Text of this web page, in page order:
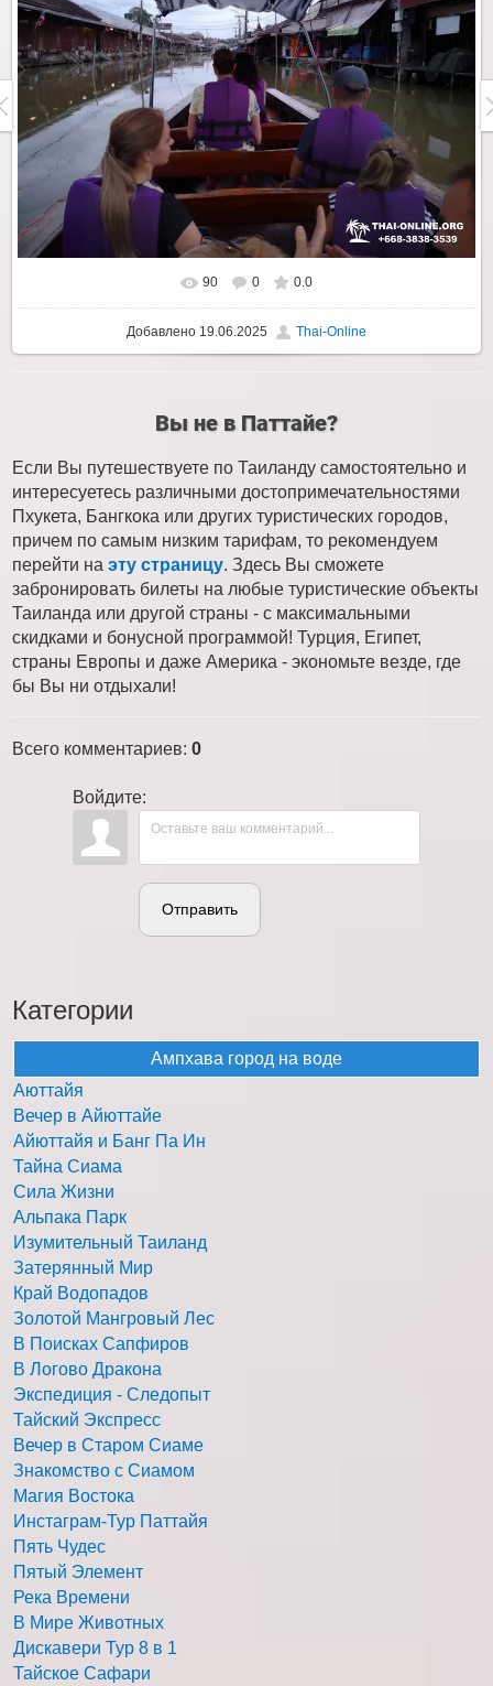
90 0 0.0
Добавлено 19.06.2025 Thai-Online
Вы не в Паттайе?
Если Вы путешествуете по Таиланду самостоятельно и
интересуетесь различными достопримечательностями
Пхукета, Бангкока или других туристических городов,
причем по самым низким тарифам, то рекомендуем
перейти на эту страницу. Здесь Вы сможете
забронировать билеты на любые туристические объекты
Таиланда или другой страны - с максимальными
скидками и бонусной программой! Турция, Египет,
страны Европы и даже Америка - экономьте везде, где
бы Вы ни отдыхали!
Всего комментариев: 0
Войдите:
Отправить
Категории
Ампхава город на воде
Аюттайя
Вечер в Айюттайе
Айюттайя и Банг Па Ин
Тайна Сиама
Сила Жизни
Альпака Парк
Изумительный Таиланд
Затерянный Мир
Край Водопадов
Золотой Мангровый Лес
В Поисках Сапфиров
В Логово Дракона
Экспедиция - Следопыт
Тайский Экспресс
Вечер в Старом Сиаме
Знакомство с Сиамом
Магия Востока
Инстаграм-Тур Паттайя
Пять Чудес
Пятый Элемент
Река Времени
В Мире Животных
Дискавери Тур 8 в 1
Тайское Сафари